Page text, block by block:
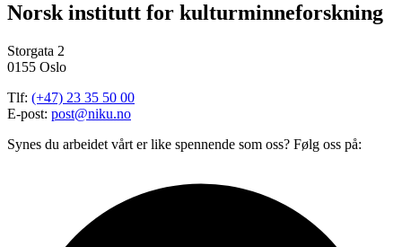
Norsk institutt for kulturminneforskning
Storgata 2
0155 Oslo
Tlf: (+47) 23 35 50 00
E-post: post@niku.no
Synes du arbeidet vårt er like spennende som oss? Følg oss på: